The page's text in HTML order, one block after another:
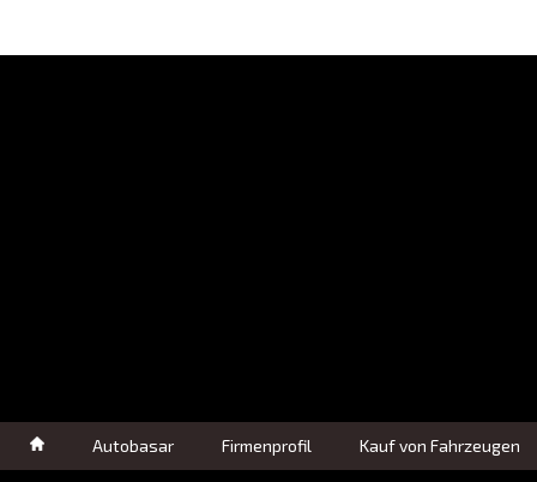
Autobasar Firmenprofil Kauf von Fahrzeugen